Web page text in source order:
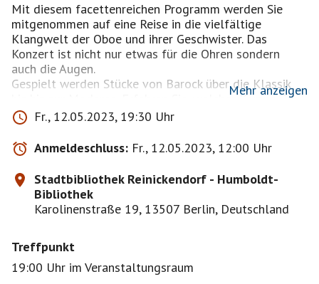
Mit diesem facettenreichen Programm werden Sie
mitgenommen auf eine Reise in die vielfältige
Klangwelt der Oboe und ihrer Geschwister. Das
Konzert ist nicht nur etwas für die Ohren sondern
auch die Augen.
Gespielt werden Stücke von Barock über die Klassik
bis hin zur Moderne. Erfahren Sie, welcher Komponist
am liebsten für die Oboe D’amore komponierte, warum
Stücke von Telemann auf verschiedenen Instrumenten
trotzdem schön klingen und dass Mozarts Arien auch
auf der Oboe zauberhaft gesungen werden können.
Und was hat es eigentlich mit diesem kleinen
komischen Strohalm - dem Mundstück - auf sich?
Sophie Stahl ist Oboistin & Physiotherapeutin. Sie
Maastricht und an der UdK Berlin. Heute umfassen
ihre oboistischen Aktivitäten das Spielen und
Aushelfen in verschiedenen Ensembles und
Mehr anzeigen
Fr., 12.05.2023, 19:30 Uhr
Anmeldeschluss: Fr., 12.05.2023, 12:00 Uhr
Stadtbibliothek Reinickendorf - Humboldt-
Bibliothek
Karolinenstraße 19, 13507 Berlin, Deutschland
Treffpunkt
19:00 Uhr im Veranstaltungsraum